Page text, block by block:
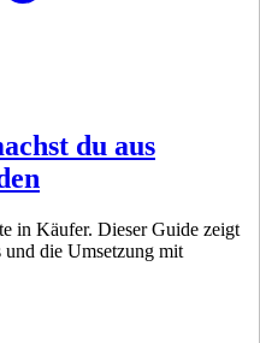
du aus
in Käufer. Dieser Guide zeigt
die Umsetzung mit